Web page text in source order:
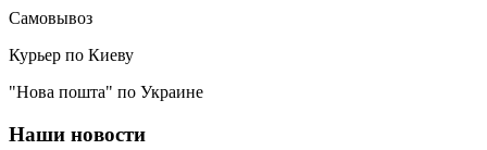
Самовывоз
Курьер по Киеву
"Нова пошта" по Украине
Наши новости